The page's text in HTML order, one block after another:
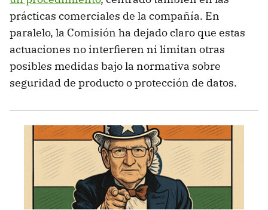
prácticas comerciales de la compañía. En
paralelo, la Comisión ha dejado claro que estas
actuaciones no interfieren ni limitan otras
posibles medidas bajo la normativa sobre
seguridad de producto o protección de datos.